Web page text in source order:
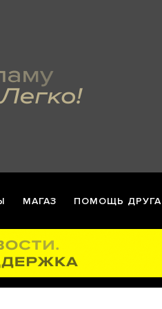
МАГАЗ ПОМОЩЬ ДРУГА